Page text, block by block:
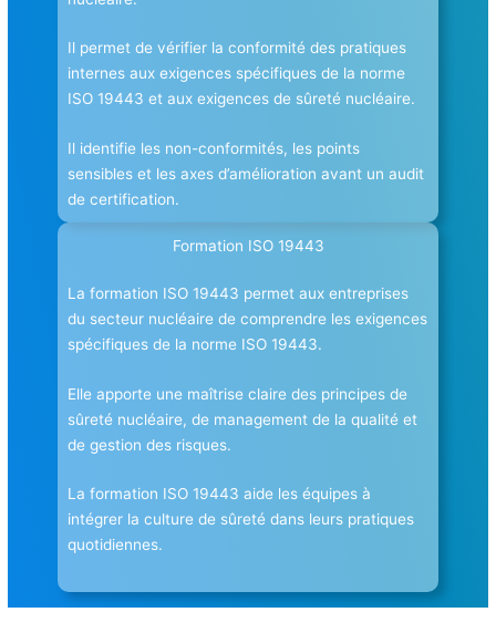
Il permet de vérifier la conformité des pratiques
internes aux exigences spécifiques de la norme
ISO 19443 et aux exigences de sûreté nucléaire.
Il identifie les non-conformités, les points
sensibles et les axes d’amélioration avant un audit
de certification.
Formation ISO 19443
La formation ISO 19443 permet aux entreprises
du secteur nucléaire de comprendre les exigences
spécifiques de la norme ISO 19443.
Elle apporte une maîtrise claire des principes de
sûreté nucléaire, de management de la qualité et
de gestion des risques.
La formation ISO 19443 aide les équipes à
intégrer la culture de sûreté dans leurs pratiques
quotidiennes.